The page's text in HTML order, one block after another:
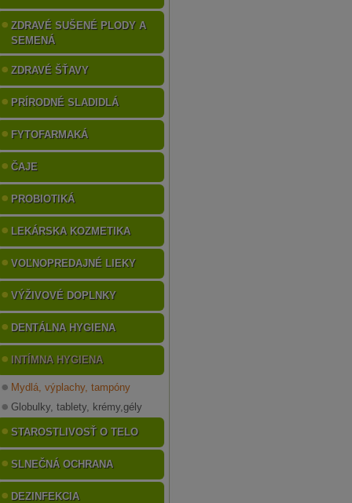
ZDRAVÉ SUŠENÉ PLODY A
SEMENÁ
ZDRAVÉ ŠŤAVY
PRÍRODNÉ SLADIDLÁ
FYTOFARMAKÁ
ČAJE
PROBIOTIKÁ
LEKÁRSKA KOZMETIKA
VOĽNOPREDAJNÉ LIEKY
VÝŽIVOVÉ DOPLNKY
DENTÁLNA HYGIENA
INTÍMNA HYGIENA
Mydlá, výplachy, tampóny
Globulky, tablety, krémy,gély
STAROSTLIVOSŤ O TELO
SLNEČNÁ OCHRANA
DEZINFEKCIA